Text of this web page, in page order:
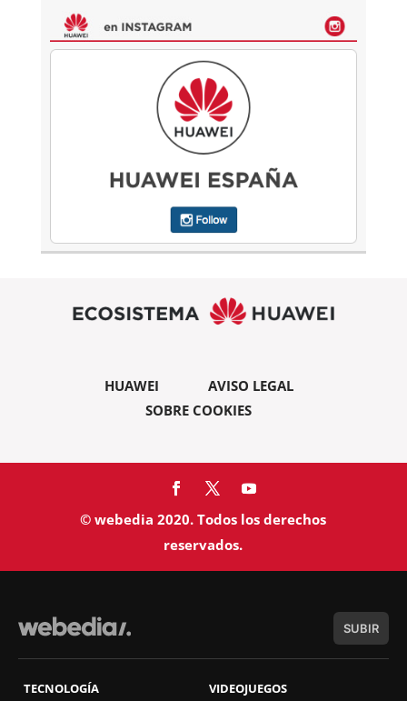
HUAWEI
AVISO LEGAL
SOBRE COOKIES
© webedia 2020. Todos los derechos
reservados.
SUBIR
TECNOLOGÍA
VIDEOJUEGOS